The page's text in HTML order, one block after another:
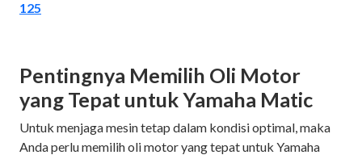
125
Pentingnya Memilih Oli Motor
yang Tepat untuk Yamaha Matic
Untuk menjaga mesin tetap dalam kondisi optimal, maka
Anda perlu memilih oli motor yang tepat untuk Yamaha